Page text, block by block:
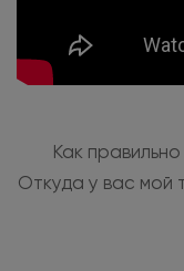
Как
Откуда у вас мой